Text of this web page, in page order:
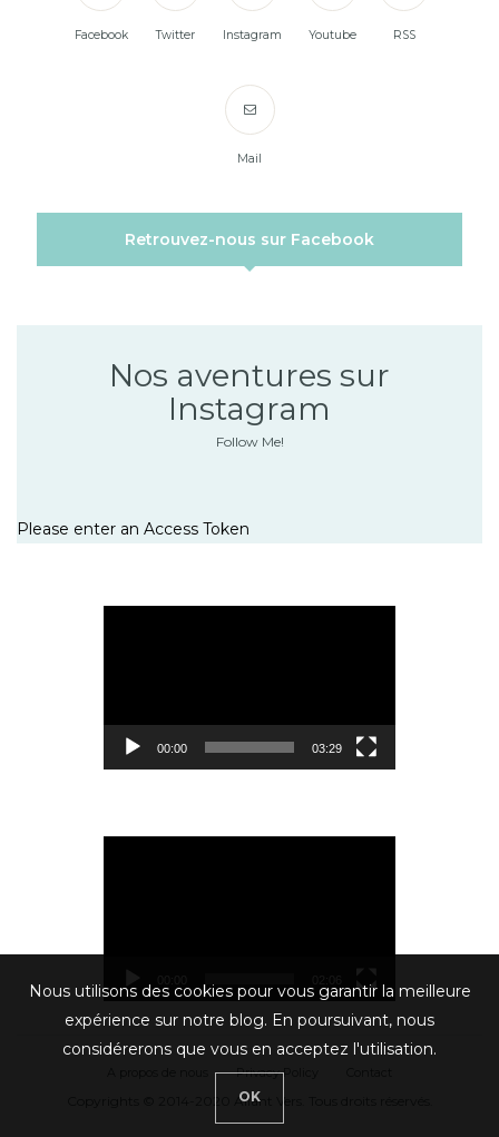
Facebook Twitter Instagram Youtube RSS
Mail
Retrouvez-nous sur Facebook
Nos aventures sur
Instagram
Follow Me!
Please enter an Access Token
00:00 03:29
Privacy Policy
Copyrights © 2014-2020 Allant Vers. Tous droits réservés.
Nous utilisons des cookies pour vous garantir la meilleure
expérience sur notre blog. En poursuivant, nous
considérerons que vous en acceptez l'utilisation.
OK